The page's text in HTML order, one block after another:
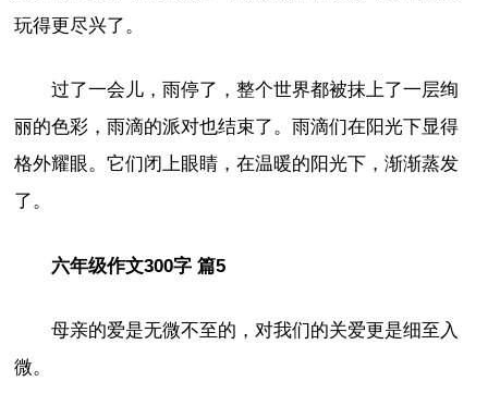
玩得更尽兴了。
过了一会儿，雨停了，整个世界都被抹上了一层绚
丽的色彩，雨滴的派对也结束了。雨滴们在阳光下显得
格外耀眼。它们闭上眼睛，在温暖的阳光下，渐渐蒸发
了。
六年级作文300字 篇5
母亲的爱是无微不至的，对我们的关爱更是细至入
微。